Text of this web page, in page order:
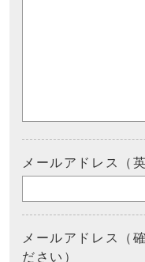
メールアドレス（
メールアドレス（
ださい）